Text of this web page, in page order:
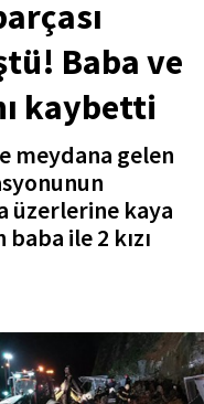
Baba ve
kaybetti
meydana gelen
üzerlerine kaya
ile 2 kızı